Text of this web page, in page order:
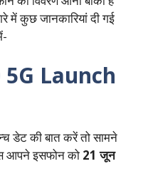
में कुछ जानकारियां दी गई
Launch
डेट की बात करें तो सामने
आपने इसफोन को 21 जून